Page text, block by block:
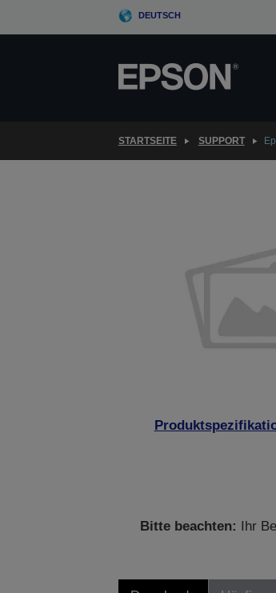
DEUTSCH
STARTSEITE SUPPORT
Bitte beachten:
Ihr